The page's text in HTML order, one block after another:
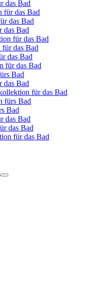
das Bad
für das Bad
das Bad
Bad
für das Bad
das Bad
das Bad
für das Bad
Bad
das Bad
für das Bad
fürs Bad
Bad
das Bad
das Bad
für das Bad